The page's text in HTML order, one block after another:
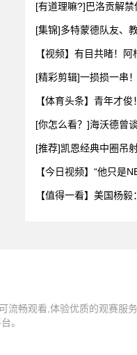
[有道理嘛?]巴洛贡解禁
[集锦]多特蒙德队友、
【视频】有目共睹！
[精彩剪辑]一损损一串
【体育头条】青年才
[你怎么看？]海沃德曾
[推荐]凯恩经典中圈吊
【今日视频】“他只是
【值得一看】美国杨
流畅观看,体验优质的观赛服
。